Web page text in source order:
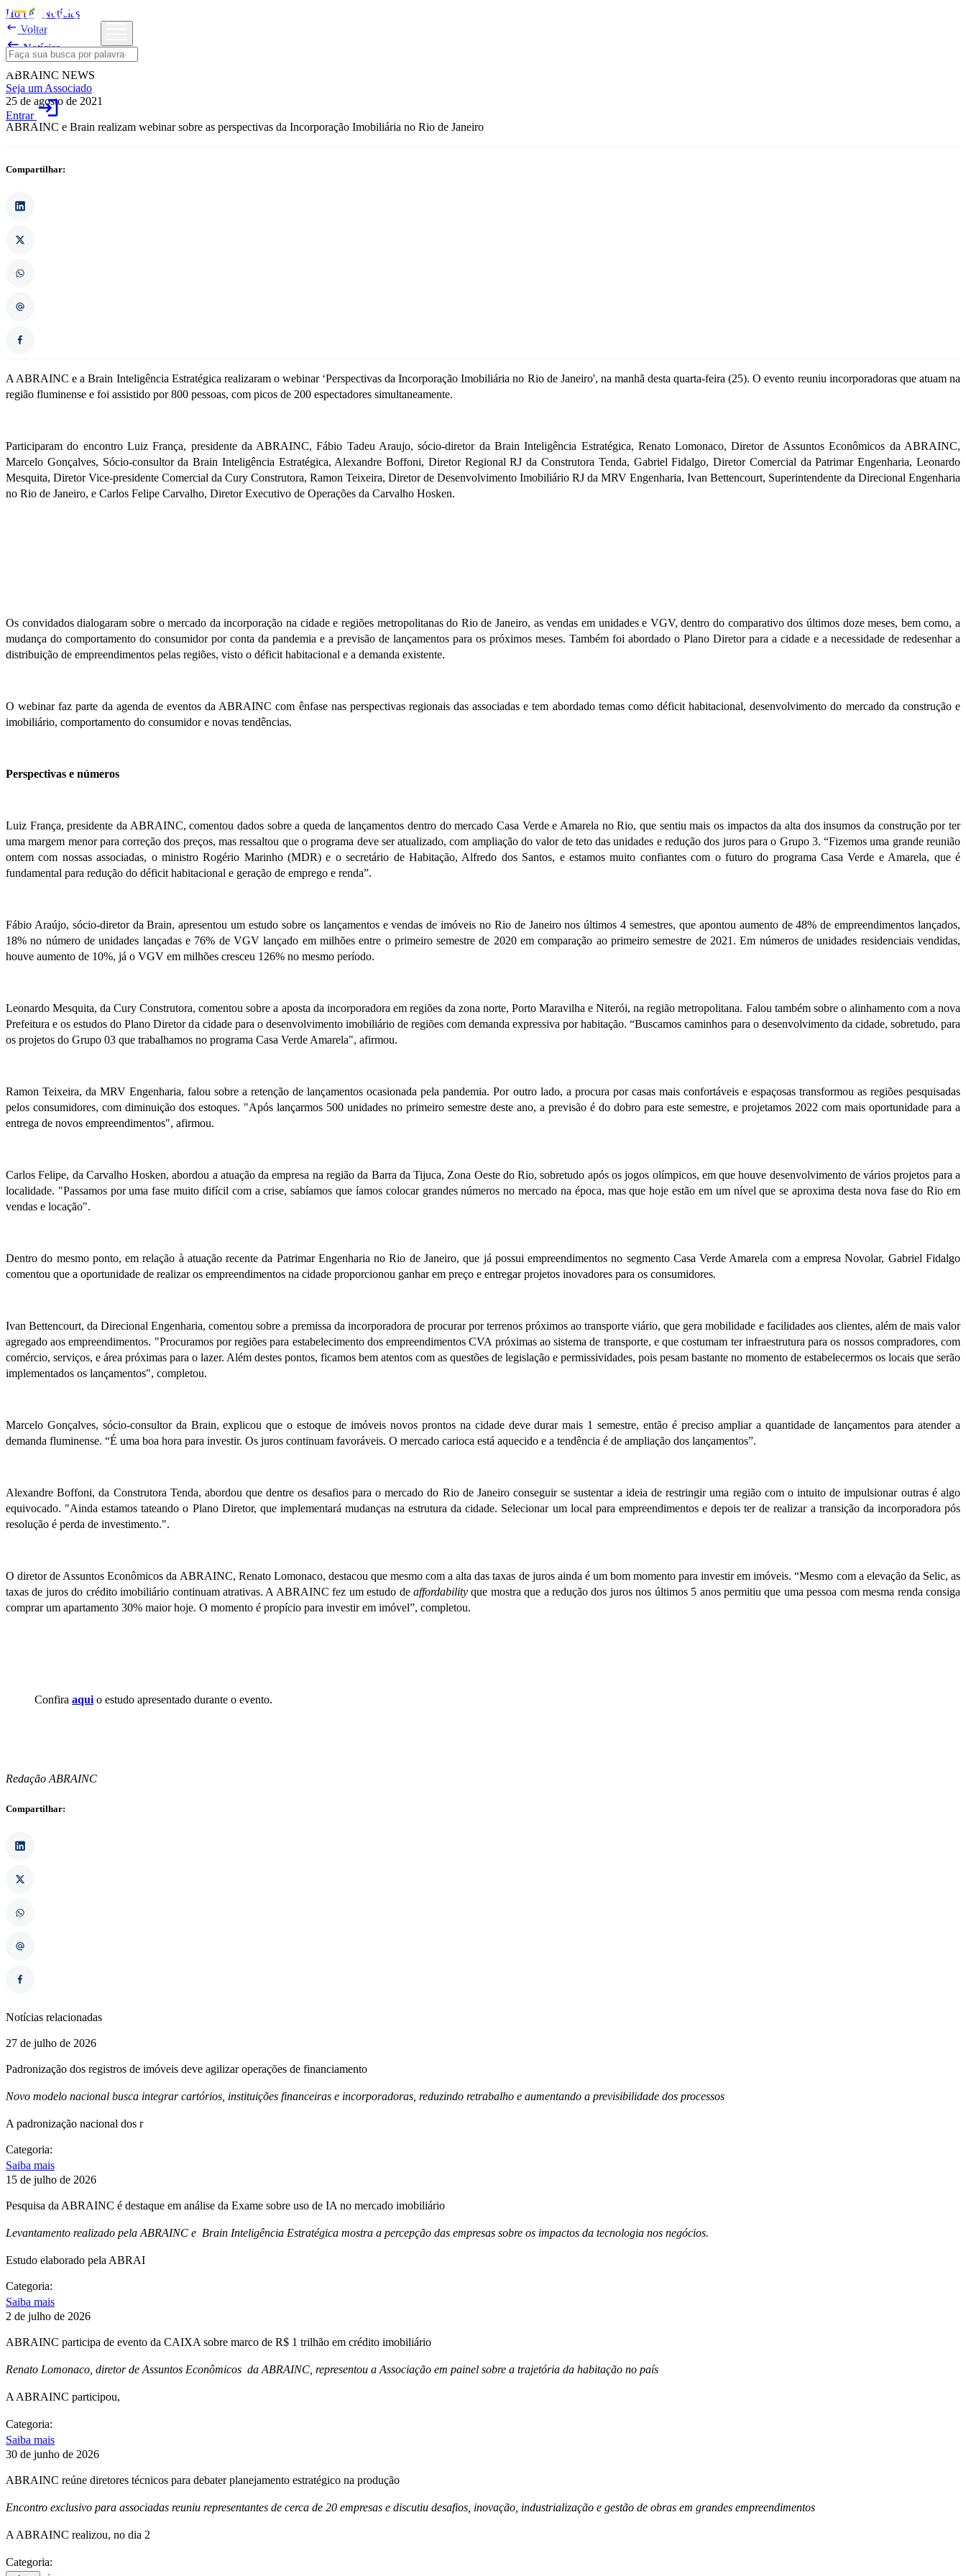
Seja um Associado
Entrarlogin
Home/Notícias
 Voltar
Notícias
ABRAINC NEWS
25 de agosto de 2021
ABRAINC e Brain realizam webinar sobre as perspectivas da Incorporação Imobiliária no Rio de Janeiro
Compartilhar:
A ABRAINC e a Brain Inteligência Estratégica realizaram o webinar ‘Perspectivas da Incorporação Imobiliária no Rio de Janeiro', na manhã desta quarta-feira (25). O evento reuniu incorporadoras que atuam na
região fluminense e foi assistido por 800 pessoas, com picos de 200 espectadores simultaneamente.
Participaram do encontro Luiz França, presidente da ABRAINC, Fábio Tadeu Araujo, sócio-diretor da Brain Inteligência Estratégica, Renato Lomonaco, Diretor de Assuntos Econômicos da ABRAINC,
Marcelo Gonçalves, Sócio-consultor da Brain Inteligência Estratégica, Alexandre Boffoni, Diretor Regional RJ da Construtora Tenda, Gabriel Fidalgo, Diretor Comercial da Patrimar Engenharia, Leonardo
Mesquita, Diretor Vice-presidente Comercial da Cury Construtora, Ramon Teixeira, Diretor de Desenvolvimento Imobiliário RJ da MRV Engenharia, Ivan Bettencourt, Superintendente da Direcional Engenharia
no Rio de Janeiro, e Carlos Felipe Carvalho, Diretor Executivo de Operações da Carvalho Hosken.
Os convidados dialogaram sobre o mercado da incorporação na cidade e regiões metropolitanas do Rio de Janeiro, as vendas em unidades e VGV, dentro do comparativo dos últimos doze meses, bem como, a
mudança do comportamento do consumidor por conta da pandemia e a previsão de lançamentos para os próximos meses. Também foi abordado o Plano Diretor para a cidade e a necessidade de redesenhar a
distribuição de empreendimentos pelas regiões, visto o déficit habitacional e a demanda existente.
O webinar faz parte da agenda de eventos da ABRAINC com ênfase nas perspectivas regionais das associadas e tem abordado temas como déficit habitacional, desenvolvimento do mercado da construção e
imobiliário, comportamento do consumidor e novas tendências.
Perspectivas e números
Luiz França, presidente da ABRAINC, comentou dados sobre a queda de lançamentos dentro do mercado Casa Verde e Amarela no Rio, que sentiu mais os impactos da alta dos insumos da construção por ter
uma margem menor para correção dos preços, mas ressaltou que o programa deve ser atualizado, com ampliação do valor de teto das unidades e redução dos juros para o Grupo 3. “Fizemos uma grande reunião
ontem com nossas associadas, o ministro Rogério Marinho (MDR) e o secretário de Habitação, Alfredo dos Santos, e estamos muito confiantes com o futuro do programa Casa Verde e Amarela, que é
fundamental para redução do déficit habitacional e geração de emprego e renda”.
Fábio Araújo, sócio-diretor da Brain, apresentou um estudo sobre os lançamentos e vendas de imóveis no Rio de Janeiro nos últimos 4 semestres, que apontou aumento de 48% de empreendimentos lançados,
18% no número de unidades lançadas e 76% de VGV lançado em milhões entre o primeiro semestre de 2020 em comparação ao primeiro semestre de 2021. Em números de unidades residenciais vendidas,
houve aumento de 10%, já o VGV em milhões cresceu 126% no mesmo período.
Leonardo Mesquita, da Cury Construtora, comentou sobre a aposta da incorporadora em regiões da zona norte, Porto Maravilha e Niterói, na região metropolitana. Falou também sobre o alinhamento com a nova
Prefeitura e os estudos do Plano Diretor da cidade para o desenvolvimento imobiliário de regiões com demanda expressiva por habitação. “Buscamos caminhos para o desenvolvimento da cidade, sobretudo, para
os projetos do Grupo 03 que trabalhamos no programa Casa Verde Amarela", afirmou.
Ramon Teixeira, da MRV Engenharia, falou sobre a retenção de lançamentos ocasionada pela pandemia. Por outro lado, a procura por casas mais confortáveis e espaçosas transformou as regiões pesquisadas
pelos consumidores, com diminuição dos estoques. "Após lançarmos 500 unidades no primeiro semestre deste ano, a previsão é do dobro para este semestre, e projetamos 2022 com mais oportunidade para a
entrega de novos empreendimentos", afirmou.
Carlos Felipe, da Carvalho Hosken, abordou a atuação da empresa na região da Barra da Tijuca, Zona Oeste do Rio, sobretudo após os jogos olímpicos, em que houve desenvolvimento de vários projetos para a
localidade. "Passamos por uma fase muito difícil com a crise, sabíamos que íamos colocar grandes números no mercado na época, mas que hoje estão em um nível que se aproxima desta nova fase do Rio em
vendas e locação".
Dentro do mesmo ponto, em relação à atuação recente da Patrimar Engenharia no Rio de Janeiro, que já possui empreendimentos no segmento Casa Verde Amarela com a empresa Novolar, Gabriel Fidalgo
comentou que a oportunidade de realizar os empreendimentos na cidade proporcionou ganhar em preço e entregar projetos inovadores para os consumidores.
Ivan Bettencourt, da Direcional Engenharia, comentou sobre a premissa da incorporadora de procurar por terrenos próximos ao transporte viário, que gera mobilidade e facilidades aos clientes, além de mais valor
agregado aos empreendimentos. "Procuramos por regiões para estabelecimento dos empreendimentos CVA próximas ao sistema de transporte, e que costumam ter infraestrutura para os nossos compradores, com
comércio, serviços, e área próximas para o lazer. Além destes pontos, ficamos bem atentos com as questões de legislação e permissividades, pois pesam bastante no momento de estabelecermos os locais que serão
implementados os lançamentos", completou.
Marcelo Gonçalves, sócio-consultor da Brain, explicou que o estoque de imóveis novos prontos na cidade deve durar mais 1 semestre, então é preciso ampliar a quantidade de lançamentos para atender a
demanda fluminense. “É uma boa hora para investir. Os juros continuam favoráveis. O mercado carioca está aquecido e a tendência é de ampliação dos lançamentos”.
Alexandre Boffoni, da Construtora Tenda, abordou que dentre os desafios para o mercado do Rio de Janeiro conseguir se sustentar a ideia de restringir uma região com o intuito de impulsionar outras é algo
equivocado. "Ainda estamos tateando o Plano Diretor, que implementará mudanças na estrutura da cidade. Selecionar um local para empreendimentos e depois ter de realizar a transição da incorporadora pós
resolução é perda de investimento.".
O diretor de Assuntos Econômicos da ABRAINC, Renato Lomonaco, destacou que mesmo com a alta das taxas de juros ainda é um bom momento para investir em imóveis. “Mesmo com a elevação da Selic, as
taxas de juros do crédito imobiliário continuam atrativas. A ABRAINC fez um estudo de affordabilityque mostra que a redução dos juros nos últimos 5 anos permitiu que uma pessoa com mesma renda consiga
comprar um apartamento 30% maior hoje. O momento é propício para investir em imóvel”, completou.
Confira aqui o estudo apresentado durante o evento.
Redação ABRAINC
Compartilhar:
Notícias relacionadas
27 de julho de 2026
Padronização dos registros de imóveis deve agilizar operações de financiamento
Novo modelo nacional busca integrar cartórios, instituições financeiras e incorporadoras, reduzindo retrabalho e aumentando a previsibilidade dos processos
A padronização nacional dos r
Categoria:
Saiba mais
15 de julho de 2026
Pesquisa da ABRAINC é destaque em análise da Exame sobre uso de IA no mercado imobiliário
Levantamento realizado pela ABRAINC e Brain Inteligência Estratégica mostra a percepção das empresas sobre os impactos da tecnologia nos negócios.
Estudo elaborado pela ABRAI
Categoria:
Saiba mais
2 de julho de 2026
ABRAINC participa de evento da CAIXA sobre marco de R$ 1 trilhão em crédito imobiliário
Renato Lomonaco, diretor de Assuntos Econômicos da ABRAINC, representou a Associação em painel sobre a trajetória da habitação no país
A ABRAINC participou,
Categoria:
Saiba mais
30 de junho de 2026
ABRAINC reúne diretores técnicos para debater planejamento estratégico na produção
Encontro exclusivo para associadas reuniu representantes de cerca de 20 empresas e discutiu desafios, inovação, industrialização e gestão de obras em grandes empreendimentos
A ABRAINC realizou, no dia 2
Categoria: